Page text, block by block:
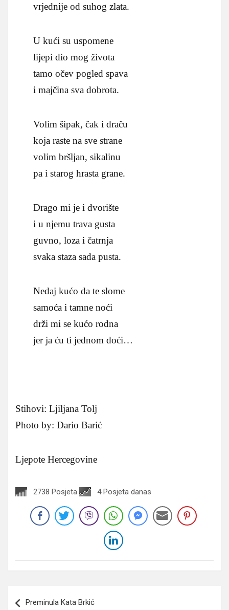
vrjednije od suhog zlata.
U kući su uspomene
lijepi dio mog života
tamo očev pogled spava
i majčina sva dobrota.
Volim šipak, čak i draču
koja raste na sve strane
volim bršljan, sikalinu
pa i starog hrasta grane.
Drago mi je i dvorište
i u njemu trava gusta
guvno, loza i čatrnja
svaka staza sada pusta.
Nedaj kućo da te slome
samoća i tamne noći
drži mi se kućo rodna
jer ja ću ti jednom doći…
Stihovi: Ljiljana Tolj
Photo by: Dario Barić
Ljepote Hercegovine
2738 Posjeta 4 Posjeta danas
Preminula Kata Brkić